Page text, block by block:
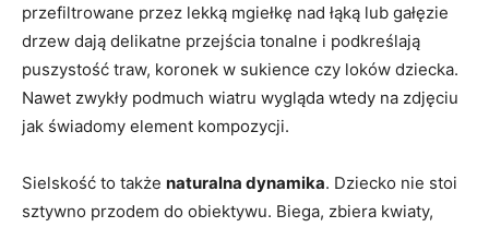
przefiltrowane przez lekką mgiełkę nad łąką lub gałęzie
drzew dają delikatne przejścia tonalne i podkreślają
puszystość traw, koronek w sukience czy loków dziecka.
Nawet zwykły podmuch wiatru wygląda wtedy na zdjęciu
jak świadomy element kompozycji.
Sielskość to także naturalna dynamika. Dziecko nie stoi
sztywno przodem do obiektywu. Biega, zbiera kwiaty,